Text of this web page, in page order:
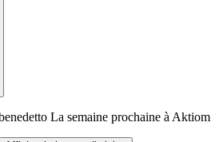
La semaine prochaine à Aktiom